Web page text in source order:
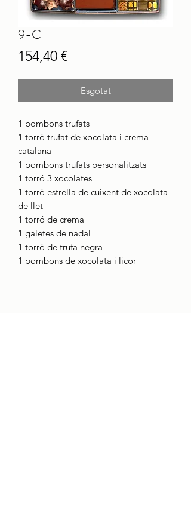
9-C
154,40 €Price
Esgotat
1 bombons trufats
1 torró trufat de xocolata i crema
catalana
1 bombons trufats personalitzats
1 torró 3 xocolates
1 torró estrella de cuixent de xocolata
de llet
1 torró de crema
1 galetes de nadal
1 torró de trufa negra
1 bombons de xocolata i licor